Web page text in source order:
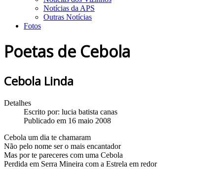
Notícias da APS
Outras Notícias
Fotos
Poetas de Cebola
Cebola Linda
Detalhes
Escrito por: lucia batista canas
Publicado em 16 maio 2008
Cebola um dia te chamaram
Não pelo nome ser o mais encantador
Mas por te pareceres com uma Cebola
Perdida em Serra Mineira com a Estrela em redor